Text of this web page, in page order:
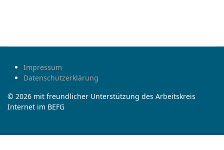
Impressum
Datenschutzerklärung
© 2026 mit freundlicher Unterstützung des Arbeitskreis
Internet im BEFG